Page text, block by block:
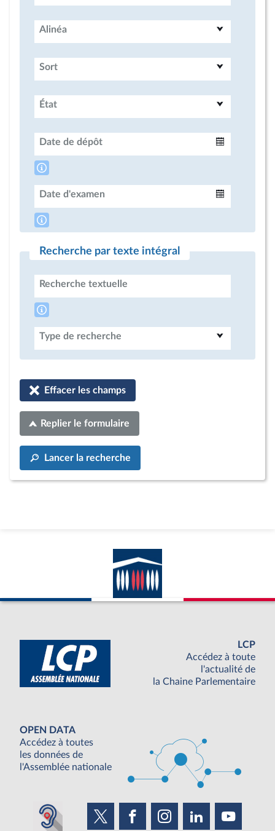
Alinéa
Sort
État
Date de dépôt
Date d'examen
Recherche par texte intégral
Recherche textuelle
Type de recherche
Effacer les champs
Replier le formulaire
Lancer la recherche
LCP
Accédez à toute
l'actualité de
la Chaine Parlementaire
OPEN DATA
Accédez à toutes
les données de
l'Assemblée nationale